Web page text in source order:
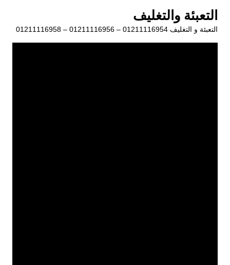
المحتوى
التعبئة والتغليف
التعبئة و التغليف 01211116954 – 01211116956 – 01211116958